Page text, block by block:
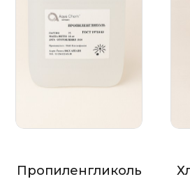
Пропиленгликоль